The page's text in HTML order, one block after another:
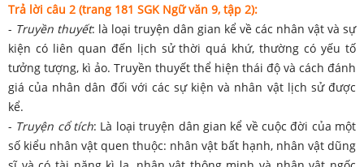
Trả lời câu 2 (trang 181 SGK Ngữ văn 9, tập 2):
- Truyền thuyết: là loại truyện dân gian kể về các nhân vật và sự
kiện có liên quan đến lịch sử thời quá khứ, thường có yếu tố
tưởng tượng, kì ảo. Truyền thuyết thể hiện thái độ và cách đánh
giá của nhân dân đối với các sự kiện và nhân vật lịch sử được
kể.
- Truyện cổ tích: Là loại truyện dân gian kể về cuộc đời của một
số kiểu nhân vật quen thuộc: nhân vật bất hạnh, nhân vật dũng